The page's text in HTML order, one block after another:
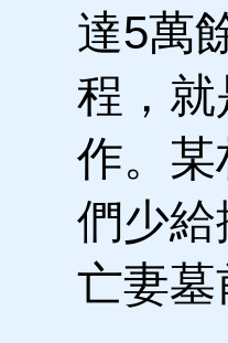
達5萬
程，
作。
們少
亡妻